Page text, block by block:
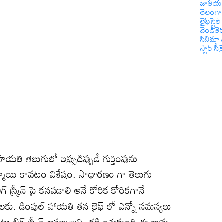
ఇప్పుడిప్పుడే గుర్తింపును
కావటం విశేషం. సాధారణం గా తెలుగు
పై కనపడాలి అనే కోరిక కోరికగానే
డింపుల్ హాయతి తన లైఫ్ లో ఎన్నో సమస్యలు
లైఫ్‌స్టైల్
సినిమా
స్టార్